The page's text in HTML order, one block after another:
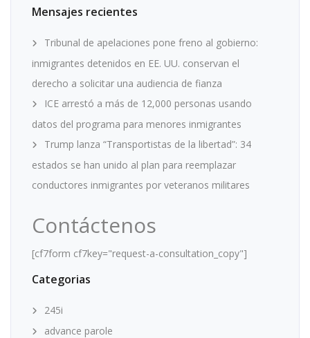
Mensajes recientes
Tribunal de apelaciones pone freno al gobierno:
inmigrantes detenidos en EE. UU. conservan el
derecho a solicitar una audiencia de fianza
ICE arrestó a más de 12,000 personas usando
datos del programa para menores inmigrantes
Trump lanza “Transportistas de la libertad”: 34
estados se han unido al plan para reemplazar
conductores inmigrantes por veteranos militares
Contáctenos
[cf7form cf7key="request-a-consultation_copy"]
Categorias
245i
advance parole